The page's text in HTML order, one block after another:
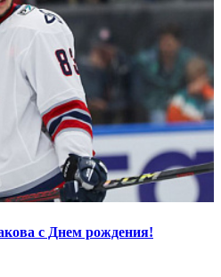
с Днем рождения!